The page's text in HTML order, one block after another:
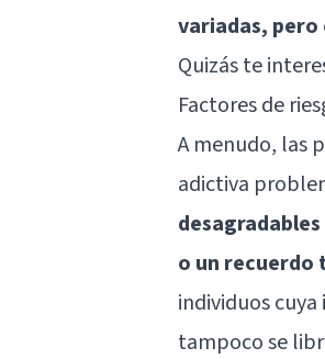
variadas,
Quizás te
Factores de
A menudo, las
adictiva
o un
individuos
tampoco se